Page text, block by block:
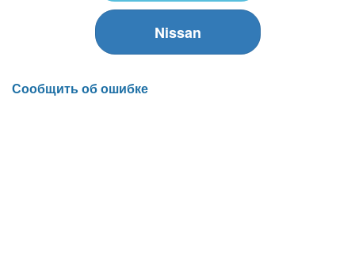
Nissan
Сообщить об ошибке